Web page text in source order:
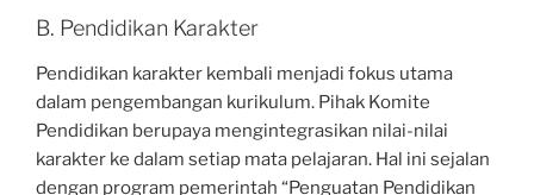
B. Pendidikan Karakter
Pendidikan karakter kembali menjadi fokus utama
dalam pengembangan kurikulum. Pihak Komite
Pendidikan berupaya mengintegrasikan nilai-nilai
karakter ke dalam setiap mata pelajaran. Hal ini sejalan
dengan program pemerintah “Penguatan Pendidikan